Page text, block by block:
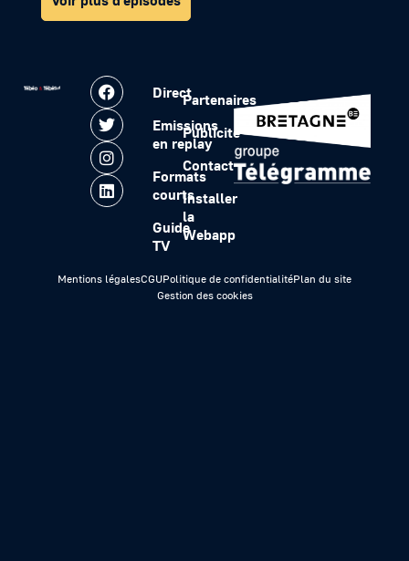
Direct
Emissions
en replay
Formats
courts
Guide
TV
Partenaires
Publicité
Contact
Installer
la
Webapp
Mentions légalesCGUPolitique de confidentialitéPlan du site
Gestion des cookies